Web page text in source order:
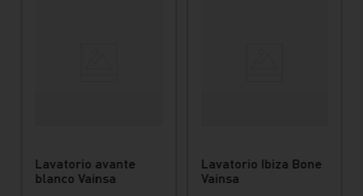
Lavatorio avante
blanco Vainsa
Lavatorio Ibiza Bone
Vainsa